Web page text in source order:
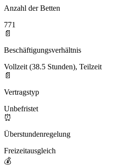
Anzahl der Betten
771
📄
Beschäftigungsverhältnis
Vollzeit (38.5 Stunden), Teilzeit
📄
Vertragstyp
Unbefristet
⏰
Überstundenregelung
Freizeitausgleich
💰